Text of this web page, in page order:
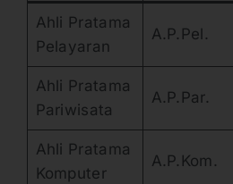
Ahli Pratama
Pelayaran
A.P.Pel.
Ahli Pratama
Pariwisata
A.P.Par.
Ahli Pratama
Komputer
A.P.Kom.